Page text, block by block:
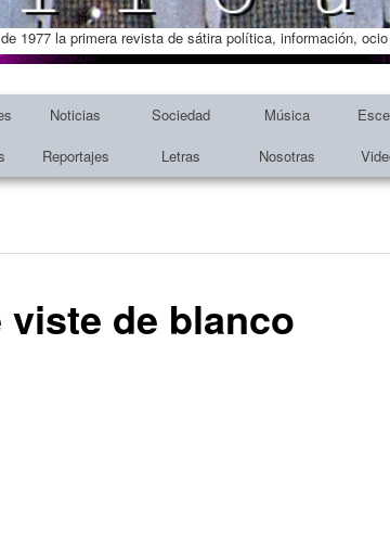
1977 la primera revista de sátira política, información,
Noticias Sociedad Música
Reportajes Letras Nosotras
de blanco